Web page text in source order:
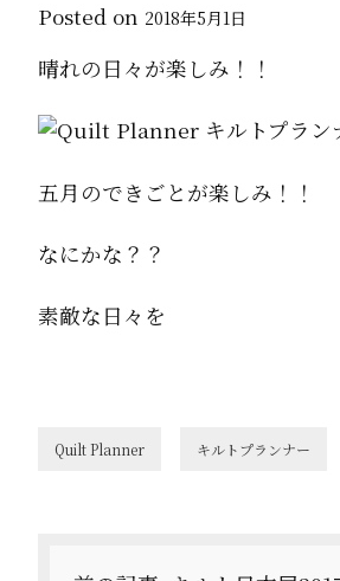
Posted on 2018年5月1日
晴れの日々が楽しみ！！
五月のできごとが楽しみ！！
なにかな？？
素敵な日々を
Quilt Planner キルトプランナー
稿